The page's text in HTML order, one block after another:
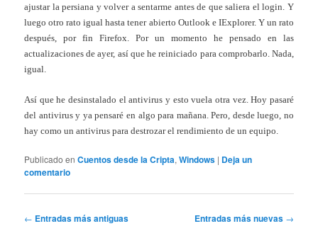
ajustar la persiana y volver a sentarme antes de que saliera el login. Y
luego otro rato igual hasta tener abierto Outlook e IExplorer. Y un rato
después, por fin Firefox. Por un momento he pensado en las
actualizaciones de ayer, así que he reiniciado para comprobarlo. Nada,
igual.
Así que he desinstalado el antivirus y esto vuela otra vez. Hoy pasaré
del antivirus y ya pensaré en algo para mañana. Pero, desde luego, no
hay como un antivirus para destrozar el rendimiento de un equipo.
Publicado en Cuentos desde la Cripta,Windows | Deja un
comentario
Navegación
← Entradas más antiguas Entradas más nuevas →